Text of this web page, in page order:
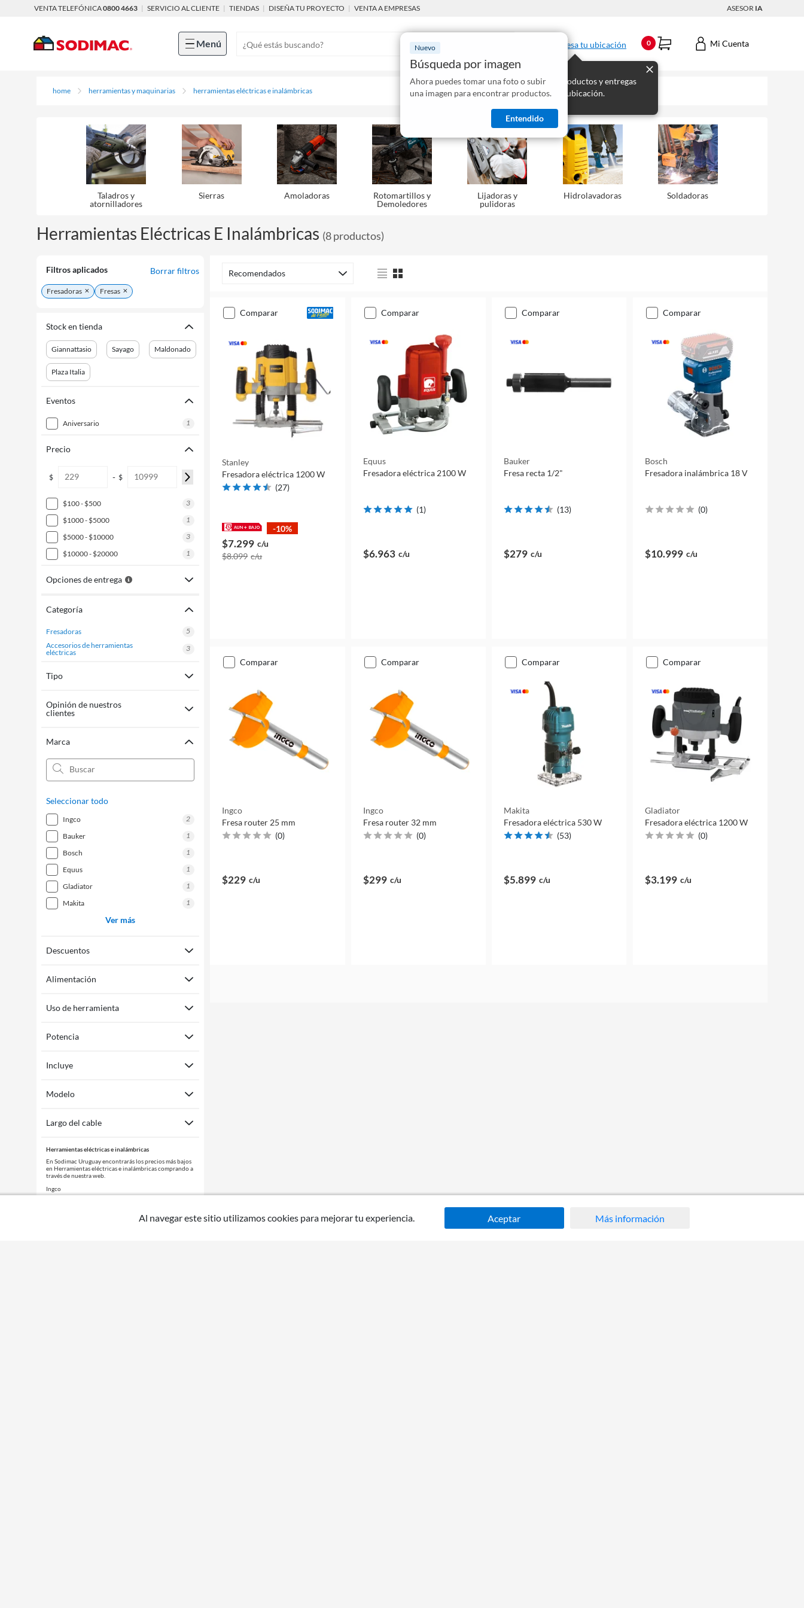
VENTA TELEFÓNICA0800 4663 | SERVICIO AL CLIENTE | TIENDAS | DISEÑA TU PROYECTO | VENTA A EMPRESAS ASESOR IA
Menú Nuevo
Búsqueda por imagen
Ahora puedes tomar una foto o subir
una imagen para encontrar productos.
Entendido
Ingresa tu ubicación
Mostraremos los productos y entregas
disponibles para tu ubicación.
0 Mi Cuenta
home herramientas y maquinarias herramientas eléctricas e inalámbricas
Taladros y
atornilladores
Sierras Amoladoras
Rotomartillos y
Demoledores
Lijadoras y
pulidoras
Hidrolavadoras Soldadoras
Herramientas Eléctricas E Inalámbricas (8productos)
Filtros aplicados Borrar filtros
Fresadoras Fresas
Stock en tienda
Giannattasio Sayago Maldonado
Plaza Italia
Eventos
aniversario 1
Precio
$ - $
$100 - $500
3
$1000 - $5000
1
$5000 - $10000
3
$10000 - $20000
1
Opciones de entrega
Categoría
fresadoras
5
accesorios de herramientas
eléctricas
3
Tipo
Opinión de nuestros
clientes
Marca
Seleccionar todo
ingco
2
bauker
1
bosch
1
equus
1
gladiator
1
makita
1
Ver más
Descuentos
Alimentación
Uso de herramienta
Potencia
Incluye
Modelo
Largo del cable
Herramientas eléctricas e inalámbricas
En Sodimac Uruguay encontrarás los precios más bajos
en Herramientas eléctricas e inalámbricas comprando a
través de nuestra web.
Ingco
Recomendados
comparar
Stanley
Fresadora eléctrica 1200 W
(27)
-10%
$7.299 c/u
$8.099 c/u
comparar
Equus
Fresadora eléctrica 2100 W
(1)
$6.963 c/u
comparar
Bauker
Fresa recta 1/2"
(13)
$279 c/u
comparar
Bosch
Fresadora inalámbrica 18 V
(0)
$10.999 c/u
comparar
Ingco
Fresa router 25 mm
(0)
$229 c/u
comparar
Ingco
Fresa router 32 mm
(0)
$299 c/u
comparar
Makita
Fresadora eléctrica 530 W
(53)
$5.899 c/u
comparar
Gladiator
Fresadora eléctrica 1200 W
(0)
$3.199 c/u
Al navegar este sitio utilizamos cookies para mejorar tu experiencia. Aceptar Más información